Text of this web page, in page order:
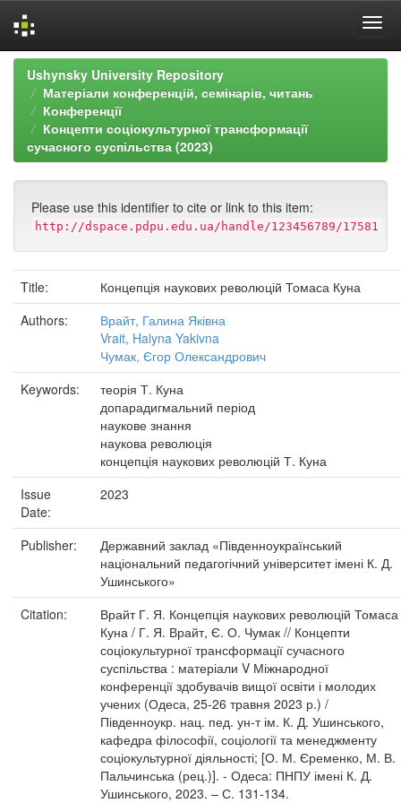
Skip
navigation
Ushynsky University Repository
Матеріали конференцій, семінарів, читань
Конференції
Концепти соціокультурної трансформації
сучасного суспільства (2023)
Please use this identifier to cite or link to this item:
http://dspace.pdpu.edu.ua/handle/123456789/17581
Title:
Концепція наукових революцій Томаса Куна
Authors:
Врайт, Галина Яківна
Vrait, Halyna Yakivna
Чумак, Єгор Олександрович
Keywords:
теорія Т. Куна
допарадигмальний період
наукове знання
наукова революція
концепція наукових революцій Т. Куна
Issue
Date:
2023
Publisher:
Державний заклад «Південноукраїнський
національний педагогічний університет імені К. Д.
Ушинського»
Citation:
Врайт Г. Я. Концепція наукових революцій Томаса
Куна / Г. Я. Врайт, Є. О. Чумак // Концепти
соціокультурної трансформації сучасного
суспільства : матеріали V Міжнародної
конференції здобувачів вищої освіти і молодих
учених (Одеса, 25-26 травня 2023 р.) /
Південноукр. нац. пед. ун-т ім. К. Д. Ушинського,
кафедра філософії, соціології та менеджменту
соціокультурної діяльності; [О. М. Єременко, М. В.
Пальчинська (рец.)]. - Одеса: ПНПУ імені К. Д.
Ушинського, 2023. – С. 131-134.